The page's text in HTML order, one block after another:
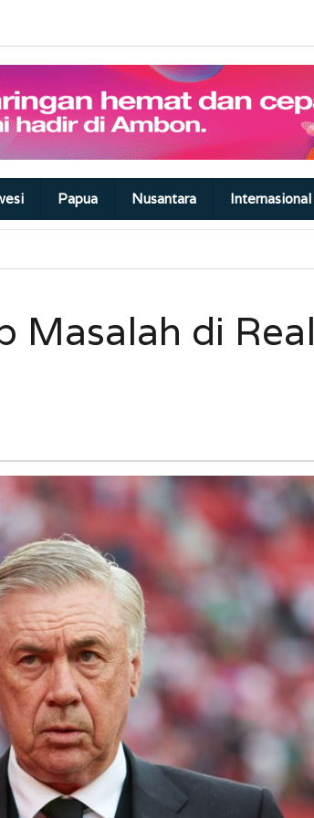
Papua Nusantara Internasional
Masalah di Real